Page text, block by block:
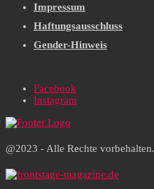
Impressum
Haftungsausschluss
Gender-Hinweis
Facebook
Instagram
@2023 - Alle Rechte vorbehalten.